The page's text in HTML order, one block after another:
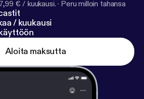
€ / kuukausi. · Peru milloin tahansa
/ kuukausi
Aloita maksutta